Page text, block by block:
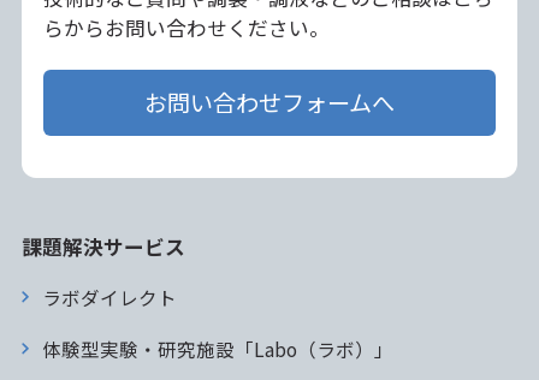
らからお問い合わせください。
お問い合わせフォームへ
課題解決サービス
ラボダイレクト
体験型実験・研究施設「Labo（ラボ）」